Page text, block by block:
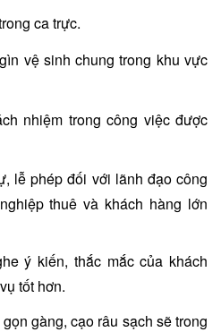
ca trực.
vệ sinh chung trong khu vực
nhiệm trong công việc được
lễ phép đối với lãnh đạo công
thuê và khách hàng lớn
ý kiến, thắc mắc của khách
tốt hơn.
gàng, cạo râu sạch sẽ trong